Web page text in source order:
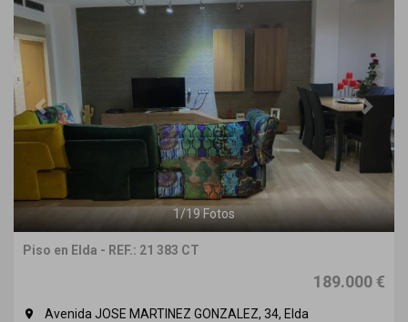
1/19Fotos
Piso en Elda - REF.: 21 383 CT
189.000 €
room
Avenida JOSE MARTINEZ GONZALEZ, 34, Elda